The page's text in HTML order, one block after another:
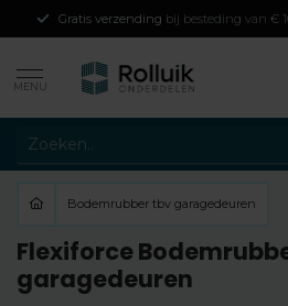
Gratis verzending bij besteding van €
MENU
Bodemrubber tbv garagedeuren
Flexiforce
garagedeuren